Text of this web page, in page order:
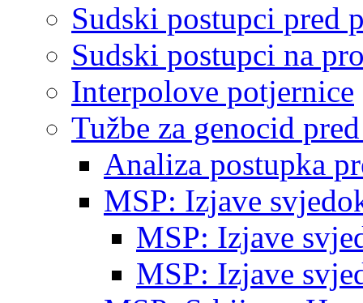
Sudski postupci pred
Sudski postupci na
Interpolove potjernice
Tužbe za genocid
Analiza postupka
MSP: Izjave
MSP: Izjave
MSP: Izjave